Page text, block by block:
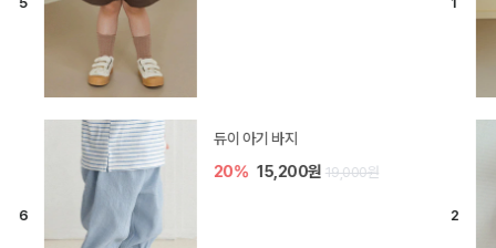
듀이 아기 바지
20% 15,200원 19,000원